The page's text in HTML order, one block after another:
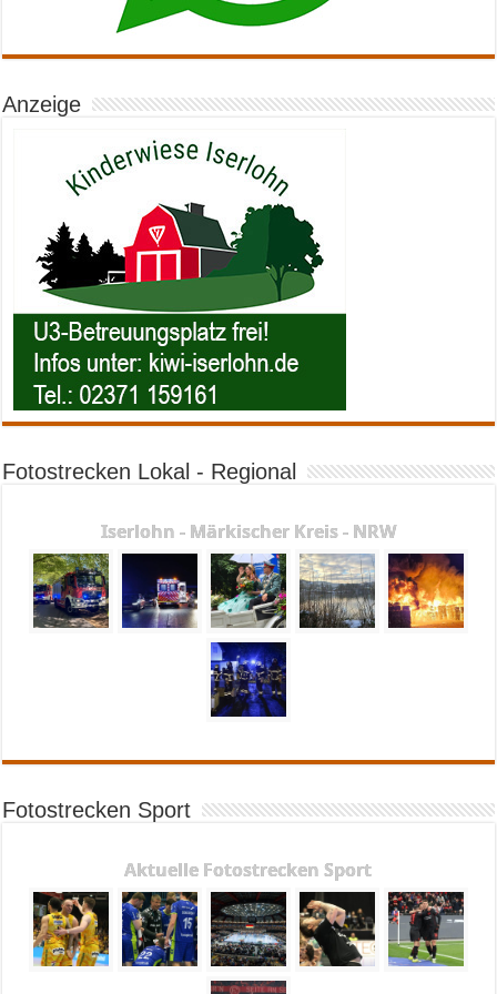
Anzeige
Fotostrecken Lokal - Regional
Iserlohn - Märkischer Kreis - NRW
Fotostrecken Sport
Aktuelle Fotostrecken Sport